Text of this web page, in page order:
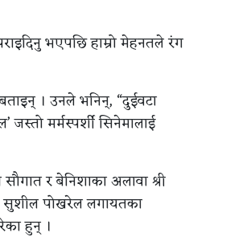
भएपछि हाम्रो मेहनतले रंग
। उनले भनिन्, “दुईवटा
मर्मस्पर्शी सिनेमालाई
र बेनिशाका अलावा श्री
सुशील पोखरेल लगायतका
हुन् ।